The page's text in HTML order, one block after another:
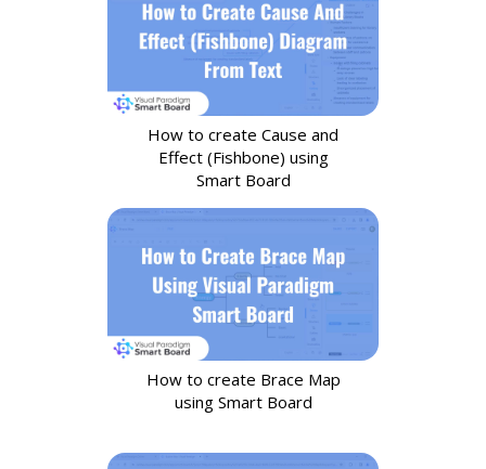
How to create Cause and
Effect (Fishbone) using
Smart Board
How to create Brace Map
using Smart Board